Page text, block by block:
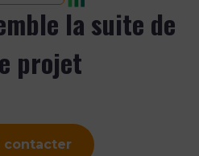
la suite de
projet
contacter